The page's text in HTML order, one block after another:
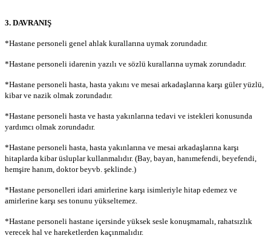
3. DAVRANIŞ
*Hastane personeli genel ahlak kurallarına uymak zorundadır.
*Hastane personeli idarenin yazılı ve sözlü kurallarına uymak zorundadır.
*Hastane personeli hasta, hasta yakını ve mesai arkadaşlarına karşı güler yüzlü,
kibar ve nazik olmak zorundadır.
*Hastane personeli hasta ve hasta yakınlarına tedavi ve istekleri konusunda
yardımcı olmak zorundadır.
*Hastane personeli hasta, hasta yakınlarına ve mesai arkadaşlarına karşı
hitaplarda kibar üsluplar kullanmalıdır. (Bay, bayan, hanımefendi, beyefendi,
hemşire hanım, doktor beyvb. şeklinde.)
*Hastane personelleri idari amirlerine karşı isimleriyle hitap edemez ve
amirlerine karşı ses tonunu yükseltemez.
*Hastane personeli hastane içersinde yüksek sesle konuşmamalı, rahatsızlık
verecek hal ve hareketlerden kaçınmalıdır.